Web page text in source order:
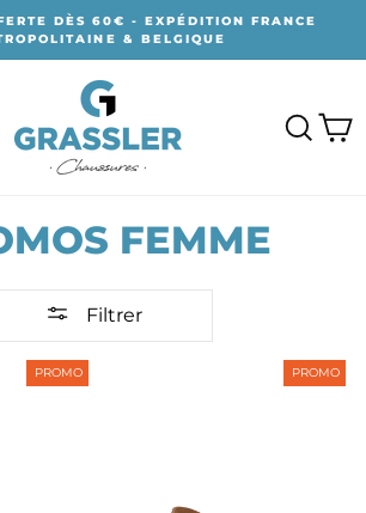
DÈS 60€ - EXPÉDITION FRANCE
& BELGIQUE
FEMME
Filtrer
PROMO PROMO